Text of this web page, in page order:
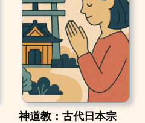
神道教：古代日本宗